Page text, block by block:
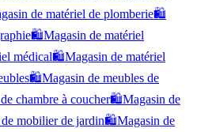
de matériel de plomberie🛍️
🛍️Magasin de matériel
médical🛍️Magasin de matériel
🛍️Magasin de meubles de
chambre à coucher🛍️Magasin de
mobilier de jardin🛍️Magasin de